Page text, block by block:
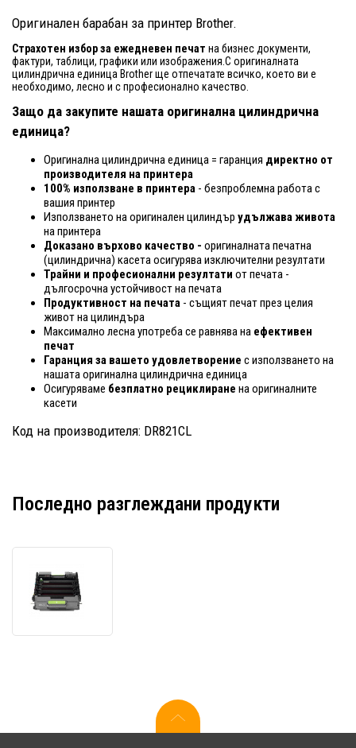
Оригинален барабан за принтер Brother.
Страхотен избор за ежедневен печат на бизнес документи,
фактури, таблици, графики или изображения.С оригиналната
цилиндрична единица Brother ще отпечатате всичко, което ви е
необходимо, лесно и с професионално качество.
Защо да закупите нашата оригинална цилиндрична
единица?
Оригинална цилиндрична единица = гаранция директно от
производителя на принтера
100% използване в принтера - безпроблемна работа с
вашия принтер
Използването на оригинален цилиндър удължава живота
на принтера
Доказано върхово качество - оригиналната печатна
(цилиндрична) касета осигурява изключителни резултати
Трайни и професионални резултати от печата -
дългосрочна устойчивост на печата
Продуктивност на печата - същият печат през целия
живот на цилиндъра
Максимално лесна употреба се равнява на ефективен
печат
Гаранция за вашето удовлетворение с използването на
нашата оригинална цилиндрична единица
Осигуряваме безплатно рециклиране на оригиналните
касети
Код на производителя: DR821CL
Последно разглеждани продукти
(CMYK)